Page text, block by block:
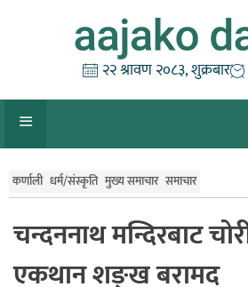
२२ श्रावण २०८३, शुक्रबार
कर्णाली धर्म/संस्कृति मुख्य समाचार समाचार
चन्दननाथ मन्दिरबाट
एकथान शङ्ख बरामद